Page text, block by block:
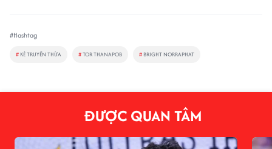
#Hashtag
# KẺ TRUYỀN THỪA #TOR THANAPOB # BRIGHT NORRAPHAT
ĐƯỢC QUAN TÂM